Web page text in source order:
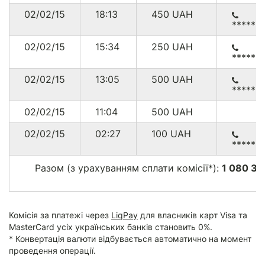
27/01/15
22:40 19.26USD
US
27/01/15
21:59 9.48USD
US
PT
27/01/15
01:47 48.60USD
US
26/01/15
22:10 48.10USD
DE
26/01/15
21:51 96.50USD
CH
SE
26/01/15
20:12 96.50USD
DE
26/01/15
15:56 19.06USD
IT
26/01/15
12:59 488.70USD
US
26/01/15
06:24 19.26USD
US
26/01/15
02/02/15 18:13 450 UAH
02/02/15
15:34 250 UAH
02/02/15
13:05 500 UAH
02/02/15
11:04 500 UAH
02/02/15
02:27 100 UAH
Разом (з урахуванням сплати комісії*): 1 080
Комісія за платежі через LiqPay для власників карт Visa та
MasterCard усіх українських банків становить 0%.
* Конвертація валюти відбувається автоматично на момент
проведення операції.